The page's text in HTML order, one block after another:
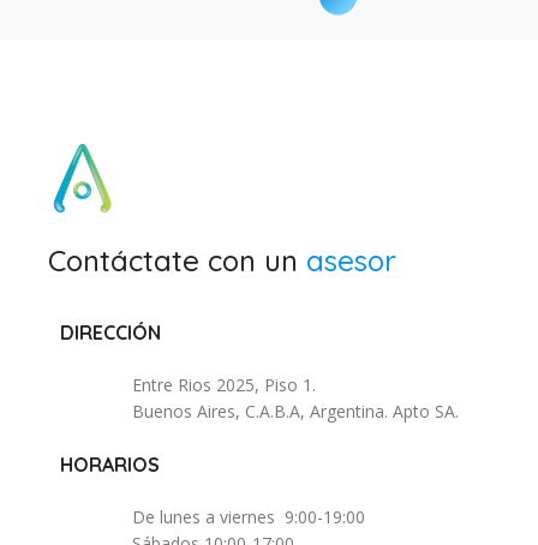
Contáctate con un asesor
DIRECCIÓN
Entre Rios 2025, Piso 1.
Buenos Aires, C.A.B.A, Argentina. Apto SA.
HORARIOS
De lunes a viernes 9:00-19:00